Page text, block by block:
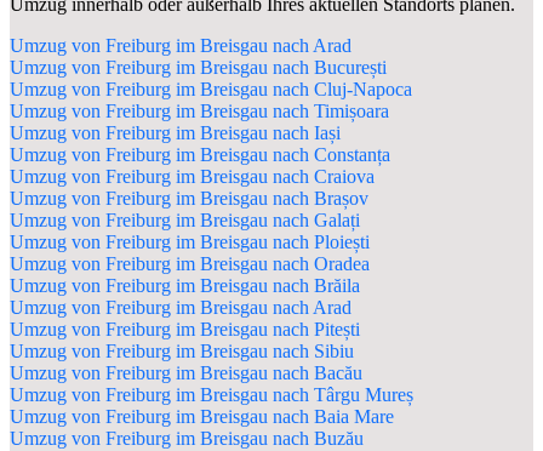
Umzug von Freiburg im Breisgau nach Arad
Umzug von Freiburg im Breisgau nach București
Umzug von Freiburg im Breisgau nach Cluj-Napoca
Umzug von Freiburg im Breisgau nach Timișoara
Umzug von Freiburg im Breisgau nach Iași
Umzug von Freiburg im Breisgau nach Constanța
Umzug von Freiburg im Breisgau nach Craiova
Umzug von Freiburg im Breisgau nach Brașov
Umzug von Freiburg im Breisgau nach Galați
Umzug von Freiburg im Breisgau nach Ploiești
Umzug von Freiburg im Breisgau nach Oradea
Umzug von Freiburg im Breisgau nach Brăila
Umzug von Freiburg im Breisgau nach Arad
Umzug von Freiburg im Breisgau nach Pitești
Umzug von Freiburg im Breisgau nach Sibiu
Umzug von Freiburg im Breisgau nach Bacău
Umzug von Freiburg im Breisgau nach Târgu Mureș
Umzug von Freiburg im Breisgau nach Baia Mare
Umzug von Freiburg im Breisgau nach Buzău